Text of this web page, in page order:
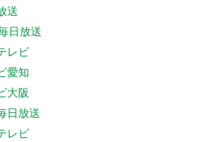
送
日放送
レビ
愛知
大阪
日放送
レビ